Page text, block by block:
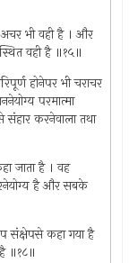
भी वही है । और
वही है ॥१५॥
होनेपर भी चराचर
परमात्मा
करनेवाला तथा
जाता है । वह
है और सबके
संक्षेपसे कहा गया है
॥१८॥